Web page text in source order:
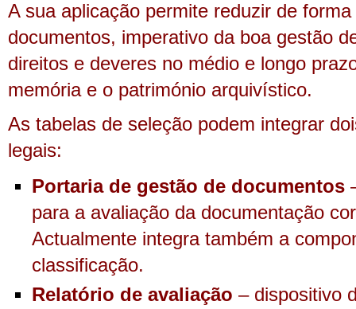
A sua aplicação permite reduzir de
documentos, imperativo da boa gestão
direitos e deveres no médio e longo
memória e o património arquivístico.
As tabelas de seleção podem integrar
legais:
Portaria de gestão de documentos
para a avaliação da documentação
Actualmente integra também a
classificação.
Relatório de avaliação – dispositivo